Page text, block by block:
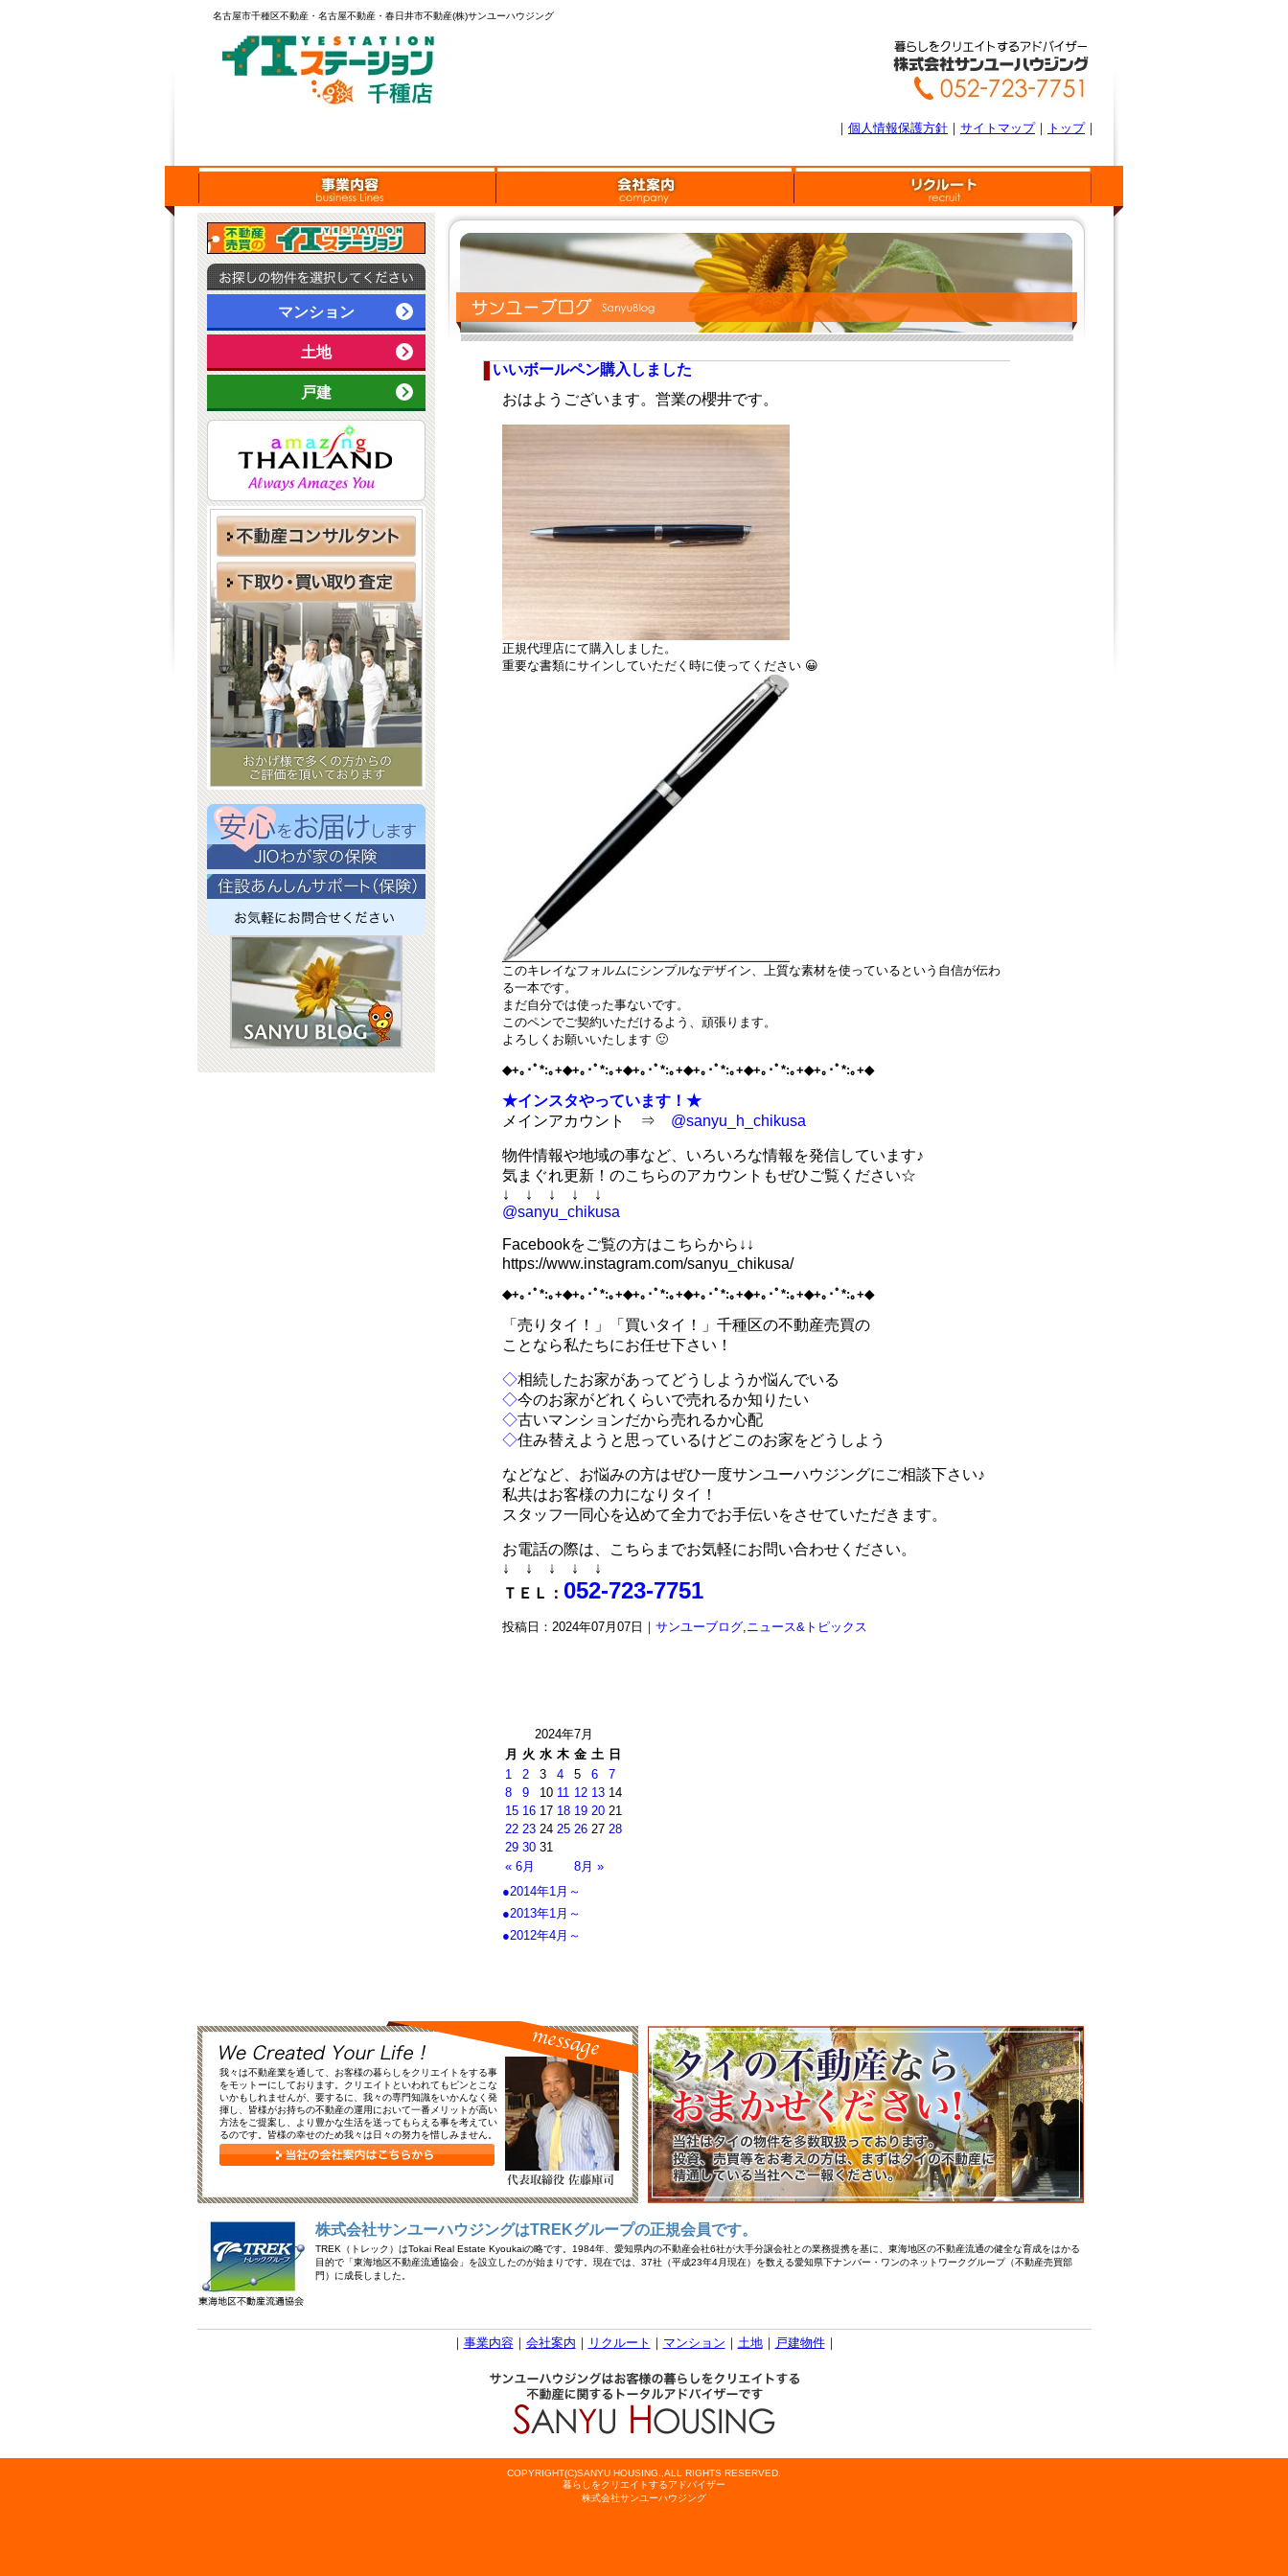
名古屋市千種区不動産・名古屋不動産・春日井市不動産(株)サンユーハウジング
｜ 個人情報保護方針 ｜ サイトマップ｜ トップ｜
マンション
土地
戸建
いいボールペン購入しました
おはようございます。営業の櫻井です。
正規代理店にて購入しました。
重要な書類にサインしていただく時に使ってください 😀
このキレイなフォルムにシンプルなデザイン、上質な素材を使っているという自信が伝わ
る一本です。
まだ自分では使った事ないです。
このペンでご契約いただけるよう、頑張ります。
よろしくお願いいたします 🙂
◆+｡･ﾟ*:｡+◆+｡･ﾟ*:｡+◆+｡･ﾟ*:｡+◆+｡･ﾟ*:｡+◆+｡･ﾟ*:｡+◆+｡･ﾟ*:｡+◆
★インスタやっています！★
メインアカウント ⇒ @sanyu_h_chikusa
物件情報や地域の事など、いろいろな情報を発信しています♪
気まぐれ更新！のこちらのアカウントもぜひご覧ください☆
↓ ↓ ↓ ↓ ↓
@sanyu_chikusa
Facebookをご覧の方はこちらから↓↓
https://www.instagram.com/sanyu_chikusa/
◆+｡･ﾟ*:｡+◆+｡･ﾟ*:｡+◆+｡･ﾟ*:｡+◆+｡･ﾟ*:｡+◆+｡･ﾟ*:｡+◆+｡･ﾟ*:｡+◆
「売りタイ！」「買いタイ！」千種区の不動産売買の
ことなら私たちにお任せ下さい！
◇相続したお家があってどうしようか悩んでいる
◇今のお家がどれくらいで売れるか知りたい
◇古いマンションだから売れるか心配
◇住み替えようと思っているけどこのお家をどうしよう
などなど、お悩みの方はぜひ一度サンユーハウジングにご相談下さい♪
私共はお客様の力になりタイ！
スタッフ一同心を込めて全力でお手伝いをさせていただきます。
お電話の際は、こちらまでお気軽にお問い合わせください。
↓ ↓ ↓ ↓ ↓
ＴＥＬ： 052-723-7751
投稿日：2024年07月07日｜ サンユーブログ,ニュース&トピックス
2024年7月
月 火 水 木 金 土 日
« 6月 8月 »
1 2 3 4 5 6
7
8
9 10 11 12 13 14
15 16 17 18 19 20 21
22 23 24 25 26 27 28
29 30 31
●2014年1月～
●2013年1月～
●2012年4月～
我々は不動産業を通して、お客様の暮らしをクリエイトをする事
をモットーにしております。クリエイトといわれてもピンとこな
いかもしれませんが、要するに、我々の専門知識をいかんなく発
揮し、皆様がお持ちの不動産の運用において一番メリットが高い
方法をご提案し、より豊かな生活を送ってもらえる事を考えてい
るのです。皆様の幸せのため我々は日々の努力を惜しみません。
株式会社サンユーハウジングはTREKグループの正規会員です。
TREK（トレック）はTokai Real Estate Kyoukaiの略です。1984年、愛知県内の不動産会社6社が大手分譲会社との業務提携を基に、東海地区の不動産流通の健全な育成をはかる
目的で「東海地区不動産流通協会」を設立したのが始まりです。現在では、37社（平成23年4月現在）を数える愛知県下ナンバー・ワンのネットワークグループ（不動産売買部
門）に成長しました。
｜ 事業内容｜ 会社案内 ｜ リクルート ｜ マンション ｜ 土地｜ 戸建物件｜
COPYRIGHT(C)SANYU HOUSING.,ALL RIGHTS RESERVED.
暮らしをクリエイトするアドバイザー
株式会社サンユーハウジング